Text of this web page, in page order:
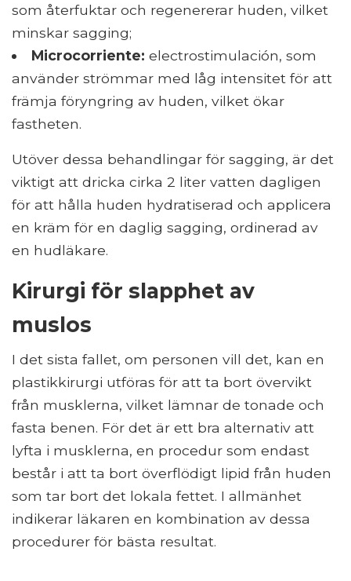
som återfuktar och regenererar huden, vilket
minskar sagging;
Microcorriente: electrostimulación, som
använder strömmar med låg intensitet för att
främja föryngring av huden, vilket ökar
fastheten.
Utöver dessa behandlingar för sagging, är det
viktigt att dricka cirka 2 liter vatten dagligen
för att hålla huden hydratiserad och applicera
en kräm för en daglig sagging, ordinerad av
en hudläkare.
Kirurgi för slapphet av
muslos
I det sista fallet, om personen vill det, kan en
plastikkirurgi utföras för att ta bort övervikt
från musklerna, vilket lämnar de tonade och
fasta benen. För det är ett bra alternativ att
lyfta i musklerna, en procedur som endast
består i att ta bort överflödigt lipid från huden
som tar bort det lokala fettet. I allmänhet
indikerar läkaren en kombination av dessa
procedurer för bästa resultat.